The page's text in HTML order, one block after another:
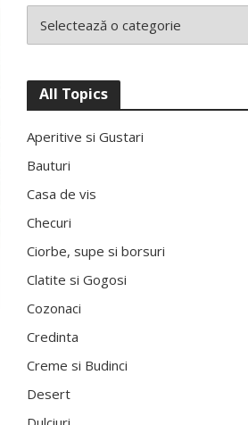
All Topics
Aperitive si Gustari
Bauturi
Casa de vis
Checuri
Ciorbe, supe si borsuri
Clatite si Gogosi
Cozonaci
Credinta
Creme si Budinci
Desert